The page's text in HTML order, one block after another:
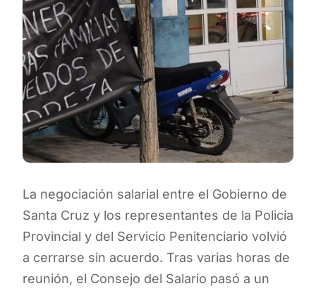
La negociación salarial entre el Gobierno de
Santa Cruz y los representantes de la Policía
Provincial y del Servicio Penitenciario volvió
a cerrarse sin acuerdo. Tras varias horas de
reunión, el Consejo del Salario pasó a un